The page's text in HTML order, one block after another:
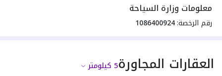
معلومات وزارة السياحة
رقم الرخصة:1086400924
العقارات المجاورة5 كيلومتر